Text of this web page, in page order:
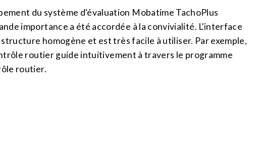
du système d'évaluation Mobatime TachoPlus
importance a été accordée à la convivialité. L'interface
homogène et est très facile à utiliser. Par exemple,
routier guide intuitivement à travers le programme
routier.